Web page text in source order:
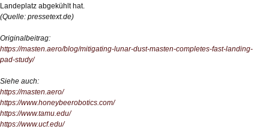
Landeplatz abgekühlt hat.
(Quelle: pressetext.de)
Originalbeitrag:
https://masten.aero/blog/mitigating-lunar-dust-masten-completes-fast-landing-
pad-study/
Siehe auch:
https://masten.aero/
https://www.honeybeerobotics.com/
https://www.tamu.edu/
https://www.ucf.edu/